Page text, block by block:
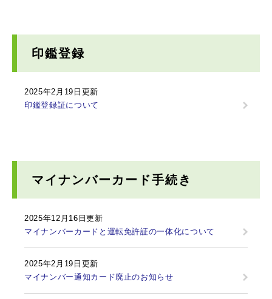
印鑑登録
2025年2月19日更新
印鑑登録証について
マイナンバーカード手続き
2025年12月16日更新
マイナンバーカードと運転免許証の一体化について
2025年2月19日更新
マイナンバー通知カード廃止のお知らせ